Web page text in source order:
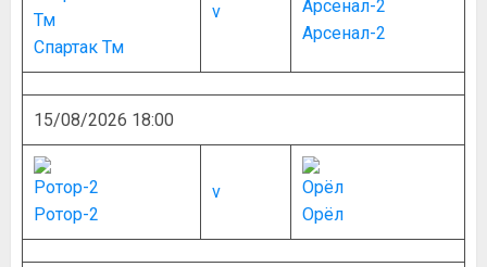
Спартак Тм
v
Арсенал-2
15/08/2026 18:00
Ротор-2
v
Орёл